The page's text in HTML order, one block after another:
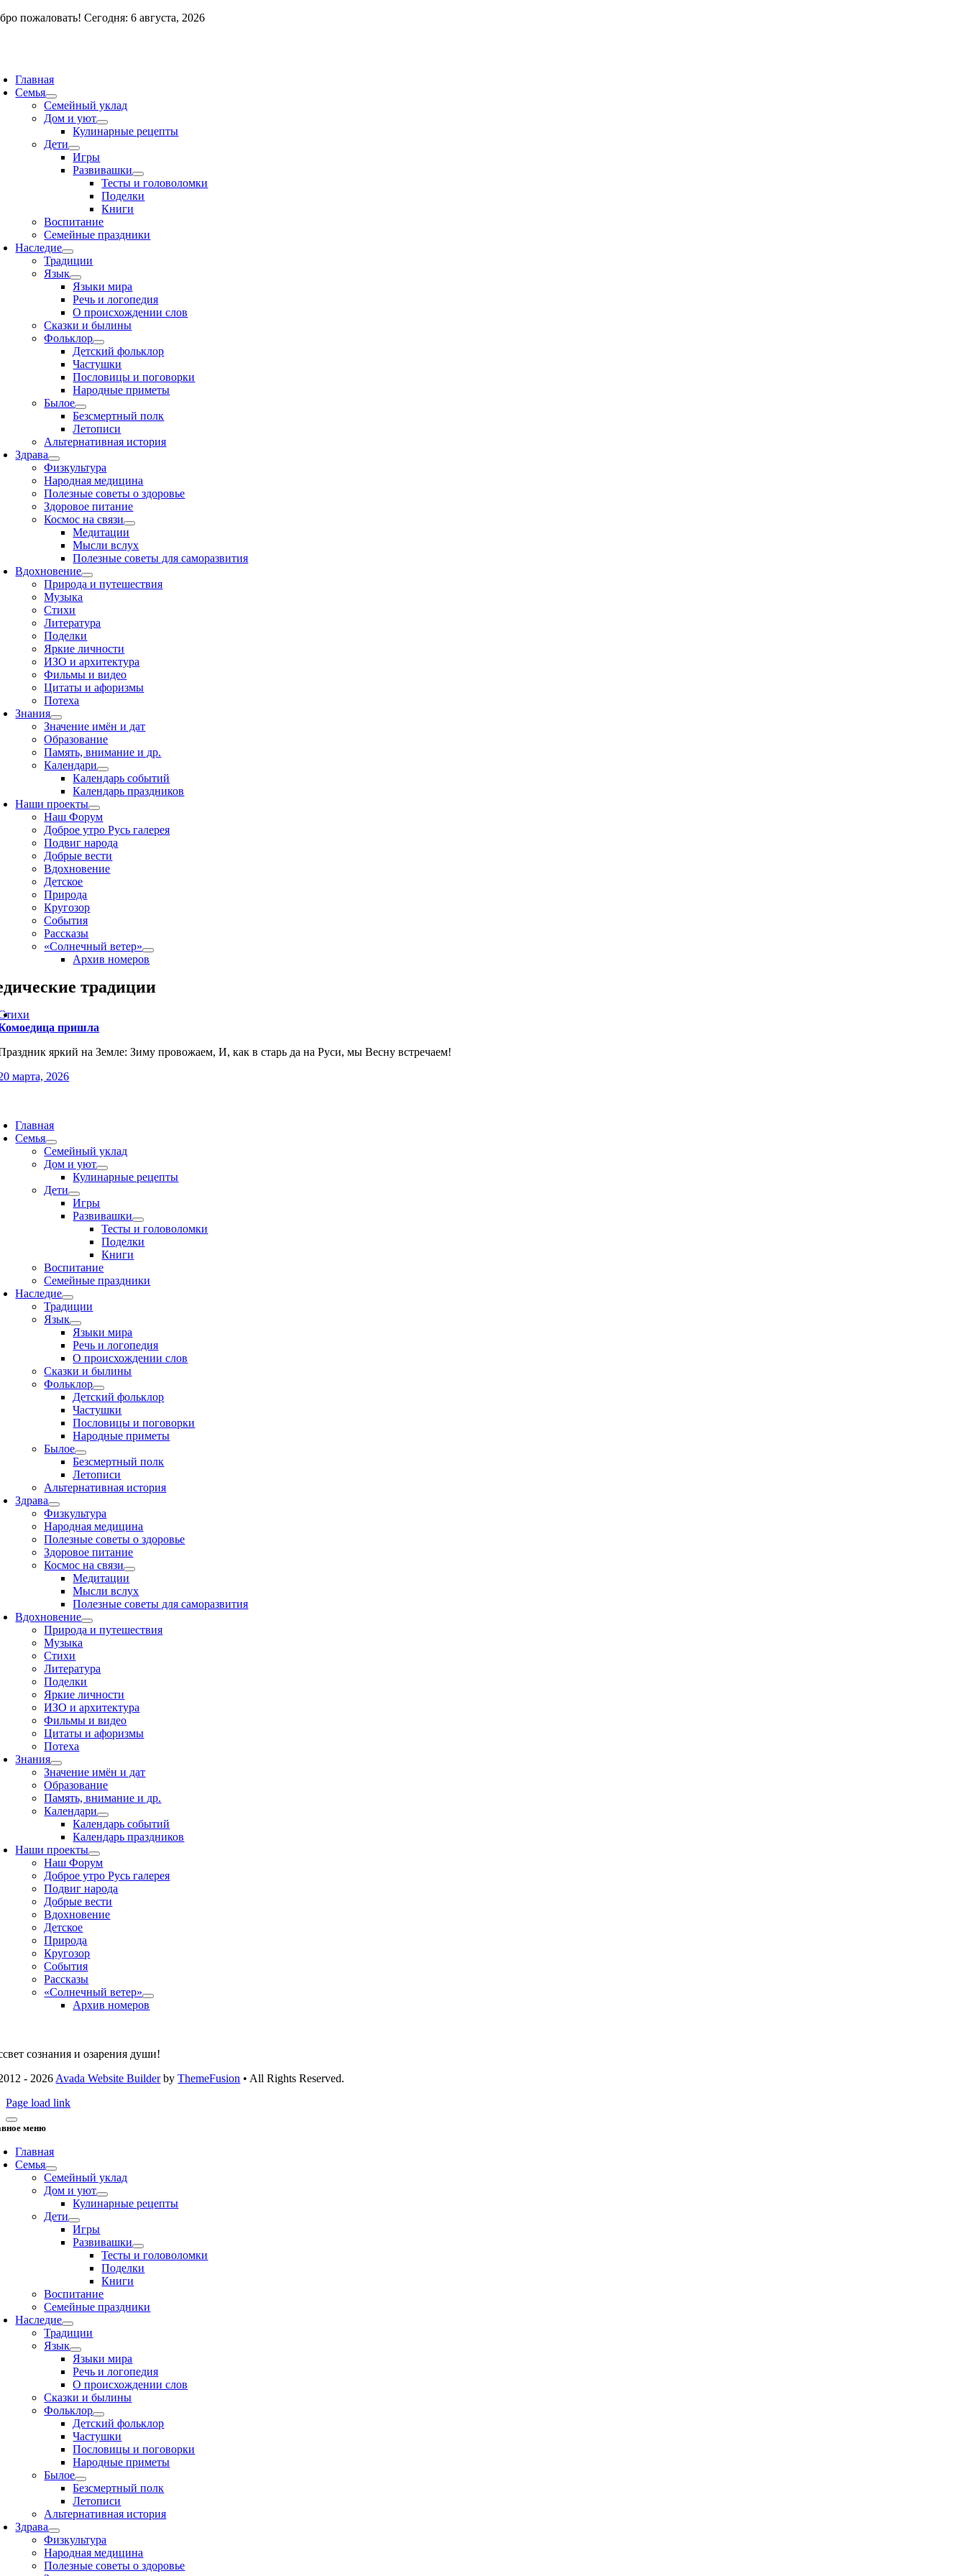
Skipпожаловать! Сегодня: 6 августа, 2026
Главная
Семья
Семейный уклад
Дом и уют
Кулинарные рецепты
Дети
Игры
Развивашки
Тесты и головоломки
Поделки
Книги
Воспитание
Семейные праздники
Наследие
Традиции
Язык
Языки мира
Речь и логопедия
О происхождении слов
Сказки и былины
Фольклор
Детский фольклор
Частушки
Пословицы и поговорки
Народные приметы
Былое
Безсмертный полк
Летописи
Альтернативная история
Здрава
Физкультура
Народная медицина
Полезные советы о здоровье
Здоровое питание
Космос на связи
Медитации
Мысли вслух
Полезные советы для саморазвития
Вдохновение
Природа и путешествия
Музыка
Стихи
Литература
Поделки
Яркие личности
ИЗО и архитектура
Фильмы и видео
Цитаты и афоризмы
Потеха
Знания
Значение имён и дат
Образование
Память, внимание и др.
Календари
Календарь событий
Календарь праздников
Наши проекты
Наш Форум
Доброе утро Русь галерея
Подвиг народа
Добрые вести
Вдохновение
Детское
Природа
Кругозор
События
Рассказы
«Солнечный ветер»
Архив номеров
традиции
пришла
яркий на Земле: Зиму провожаем, И, как в старь да на Руси, мы Весну встречаем!
марта, 2026
Главная
Семья
Семейный уклад
Дом и уют
Кулинарные рецепты
Дети
Игры
Развивашки
Тесты и головоломки
Поделки
Книги
Воспитание
Семейные праздники
Наследие
Традиции
Язык
Языки мира
Речь и логопедия
О происхождении слов
Сказки и былины
Фольклор
Детский фольклор
Частушки
Пословицы и поговорки
Народные приметы
Былое
Безсмертный полк
Летописи
Альтернативная история
Здрава
Физкультура
Народная медицина
Полезные советы о здоровье
Здоровое питание
Космос на связи
Медитации
Мысли вслух
Полезные советы для саморазвития
Вдохновение
Природа и путешествия
Музыка
Стихи
Литература
Поделки
Яркие личности
ИЗО и архитектура
Фильмы и видео
Цитаты и афоризмы
Потеха
Знания
Значение имён и дат
Образование
Память, внимание и др.
Календари
Календарь событий
Календарь праздников
Наши проекты
Наш Форум
Доброе утро Русь галерея
Подвиг народа
Добрые вести
Вдохновение
Детское
Природа
Кругозор
События
Рассказы
«Солнечный ветер»
Архив номеров
сознания и озарения души!
- 2026 Avada Website BuilderbyThemeFusion • All Rights Reserved.
Page load link
меню
Главная
Семья
Семейный уклад
Дом и уют
Кулинарные рецепты
Дети
Игры
Развивашки
Тесты и головоломки
Поделки
Книги
Воспитание
Семейные праздники
Наследие
Традиции
Язык
Языки мира
Речь и логопедия
О происхождении слов
Сказки и былины
Фольклор
Детский фольклор
Частушки
Пословицы и поговорки
Народные приметы
Былое
Безсмертный полк
Летописи
Альтернативная история
Здрава
Физкультура
Народная медицина
Полезные советы о здоровье